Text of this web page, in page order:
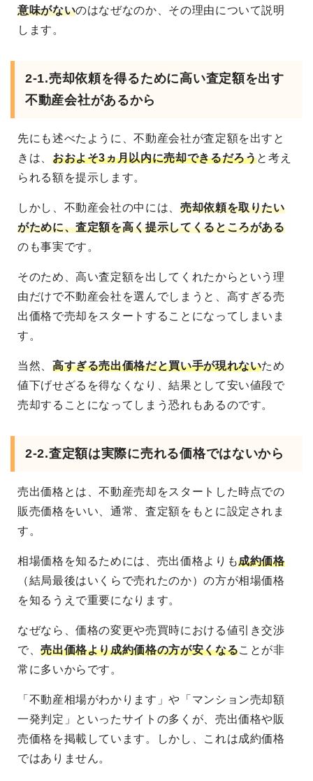
意味がないのはなぜなのか、その理由について説明
します。
2-1.売却依頼を得るために高い査定額を出す
不動産会社があるから
先にも述べたように、不動産会社が査定額を出すと
きは、 おおよそ3ヵ月以内に売却できるだろうと考え
られる額を提示します。
しかし、不動産会社の中には、 売却依頼を取りたい
がために、査定額を高く提示してくるところがある
のも事実です。
そのため、高い査定額を出してくれたからという理
由だけで不動産会社を選んでしまうと、高すぎる売
出価格で売却をスタートすることになってしまいま
す。
当然、 高すぎる売出価格だと買い手が現れないため
値下げせざるを得なくなり、結果として安い値段で
売却することになってしまう恐れもあるのです。
2-2.査定額は実際に売れる価格ではないから
売出価格とは、不動産売却をスタートした時点での
販売価格をいい、通常、査定額をもとに設定されま
す。
相場価格を知るためには、売出価格よりも成約価格
（結局最後はいくらで売れたのか）の方が相場価格
を知るうえで重要になります。
なぜなら、価格の変更や売買時における値引き交渉
で、売出価格より成約価格の方が安くなることが非
常に多いからです。
「不動産相場がわかります」や「マンション売却額
一発判定」といったサイトの多くが、売出価格や販
売価格を掲載しています。しかし、これは成約価格
ではありません。